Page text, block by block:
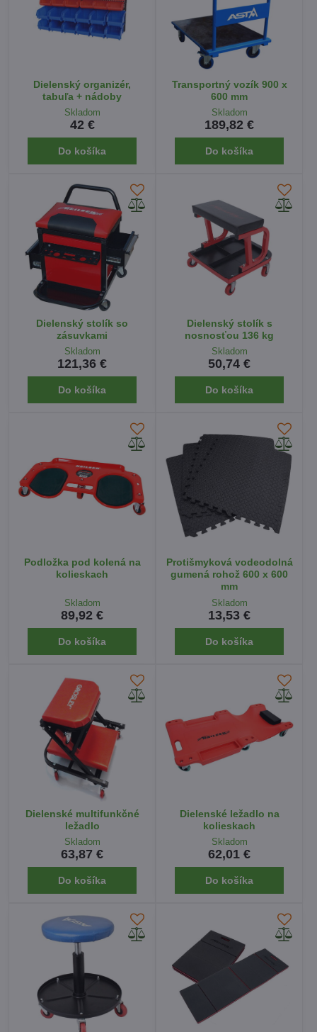
Dielenský organizér,
tabuľa + nádoby
Skladom
42 €
Do košíka
Transportný vozík 900 x
600 mm
Skladom
189,82 €
Do košíka
Dielenský stolík so
zásuvkami
Skladom
121,36 €
Do košíka
Dielenský stolík s
nosnosťou 136 kg
Skladom
50,74 €
Do košíka
Podložka pod kolená na
kolieskach
Skladom
89,92 €
Do košíka
Protišmyková vodeodolná
gumená rohož 600 x 600
mm
Skladom
13,53 €
Do košíka
Dielenské multifunkčné
ležadlo
Skladom
63,87 €
Do košíka
Dielenské ležadlo na
kolieskach
Skladom
62,01 €
Do košíka